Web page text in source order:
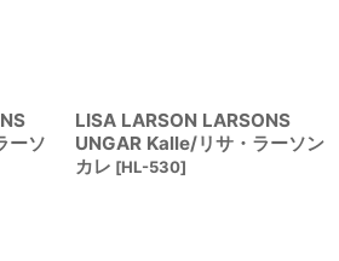
ーソ
LISA LARSON LARSONS
UNGAR Kalle/リサ・ラーソン
カレ [HL-530]